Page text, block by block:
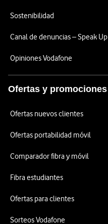
Sostenibilidad
Canal de denuncias – Speak Up
Opiniones Vodafone
Ofertas y promociones
Ofertas nuevos clientes
Ofertas portabilidad móvil
Comparador fibra y móvil
Fibra estudiantes
Ofertas para clientes
Sorteos Vodafone